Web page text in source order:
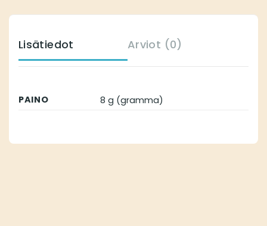
Lisätiedot Arviot (0)
PAINO 8 g (gramma)